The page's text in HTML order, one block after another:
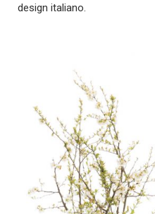
design italiano.